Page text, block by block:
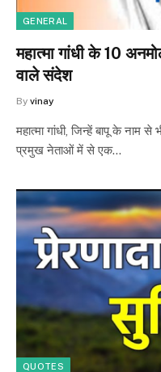
GENERAL
महात्मा गांधी के 10
वाले संदेश
By vinay
महात्मा गांधी, जिन्हें बापू के नाम
प्रमुख नेताओं में से एक…
QUOTES